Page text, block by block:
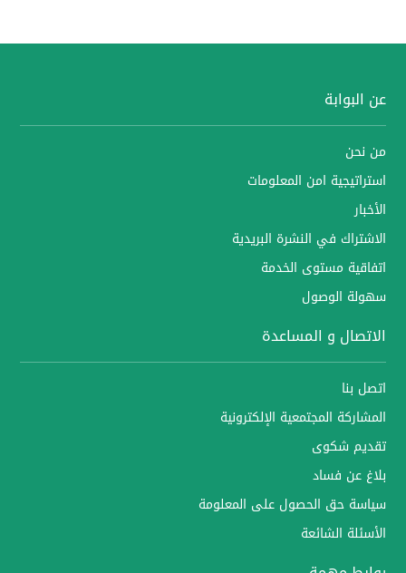
عن البوابة
من نحن
استراتيجية امن المعلومات
الأخبار
الاشتراك في النشرة البريدية
اتفاقية مستوى الخدمة
سهولة الوصول
الاتصال و المساعدة
اتصل بنا
المشاركة المجتمعية الإلكترونية
تقديم شكوى
بلاغ عن فساد
سياسة حق الحصول على المعلومة
الأسئلة الشائعة